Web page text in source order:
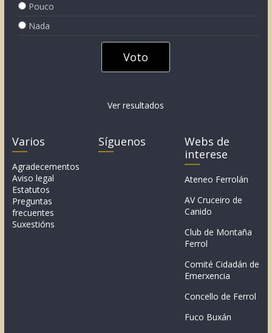
Pouco
Nada
Ver resultados
Varios
Agradecementos
Aviso legal
Estatutos
Preguntas
frecuentes
Suxestións
Síguenos
Webs de
interese
Ateneo Ferrolán
AV Cruceiro de
Canido
Club de Montaña
Ferrol
Comité Cidadán de
Emerxencia
Concello de Ferrol
Fuco Buxán